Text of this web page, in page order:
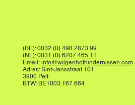
(BE): 0032 (0) 498 2873 99
(NL): 0031 (0) 6207 465 11
Email:info@wilgenhofhindernissen.com
Adres: Sint-Jansstraat 101
3900 Pelt
BTW: BE1003.167.664